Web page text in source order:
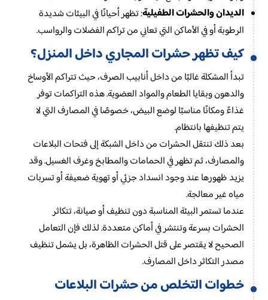
الديدان والحشرات الطفيلية: تظهر أحيانًا في البيئات شديدة
الرطوبة أو في الأماكن التي تعاني من تراكم الفضلات والرواسب.
كيف تظهر حشرات المجاري داخل المنزل؟
تبدأ المشكلة غالبًا من داخل أنابيب الصرف، حيث تتراكم الأوساخ
والدهون وبقايا الطعام والمواد العضوية. هذه التراكمات توفر
غذاءً ومكانًا مناسبًا لوضع البيض، خصوصًا في المصارف التي لا
يتم تنظيفها بانتظام.
بعد ذلك تنتقل الحشرات من داخل الشبكة إلى فتحات البلاعات
والمصارف، ثم تظهر في الحمامات والمطابخ وغرف الغسيل. وقد
يزيد ظهورها عند وجود انسداد جزئي أو تهوية ضعيفة أو تسربات
مياه غير معالجة.
عندما تستمر البيئة المناسبة دون تنظيف أو صيانة، تتكاثر
الحشرات بسرعة وتنتشر في أماكن متعددة. لذلك فإن التعامل
الصحيح لا يقتصر على قتل الحشرات الظاهرة، بل يشمل تنظيف
مصدر التكاثر داخل المصارف.
خطوات التخلص من حشرات البلاعات